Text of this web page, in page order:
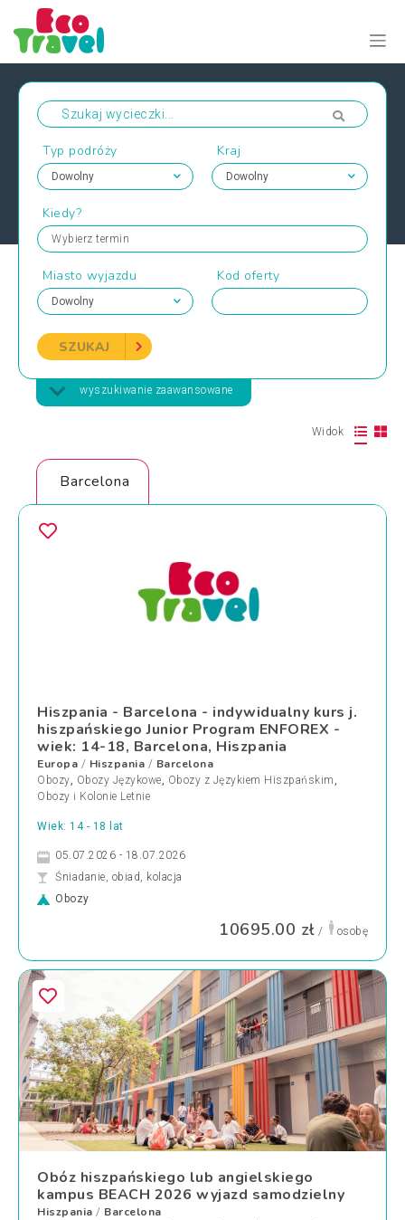
Typ podróży Kraj
Kiedy?
Wybierz termin
Miasto wyjazdu Kod oferty
SZUKAJ
wyszukiwanie zaawansowane
Widok
Barcelona
Hiszpania - Barcelona - indywidualny kurs j.
hiszpańskiego Junior Program ENFOREX -
wiek: 14-18, Barcelona, Hiszpania
Europa / Hiszpania / Barcelona
Obozy, Obozy Językowe, Obozy z Językiem Hiszpańskim ,
Obozy i Kolonie Letnie
Wiek: 14 - 18 lat
05.07.2026 - 18.07.2026
Śniadanie, obiad, kolacja
Obozy
10695.00 zł / osobę
Obóz hiszpańskiego lub angielskiego
kampus BEACH 2026 wyjazd samodzielny
Hiszpania / Barcelona